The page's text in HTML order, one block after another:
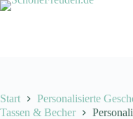
Zum
Start Personalisierte
Tassen & Becher